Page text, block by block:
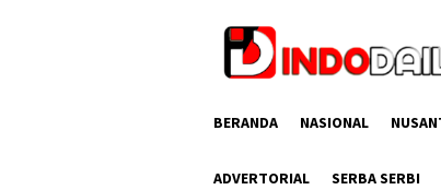
BERANDA NASIONAL
ADVERTORIAL SERBA SERBI